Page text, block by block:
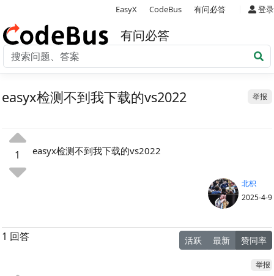
EasyX CodeBus 有问必答 登录
有问必答
举报
easyx检测不到我下载的vs2022
1 easyx检测不到我下载的vs2022
北枳
2025-4-9
1 回答 活跃 最新 赞同率
举报